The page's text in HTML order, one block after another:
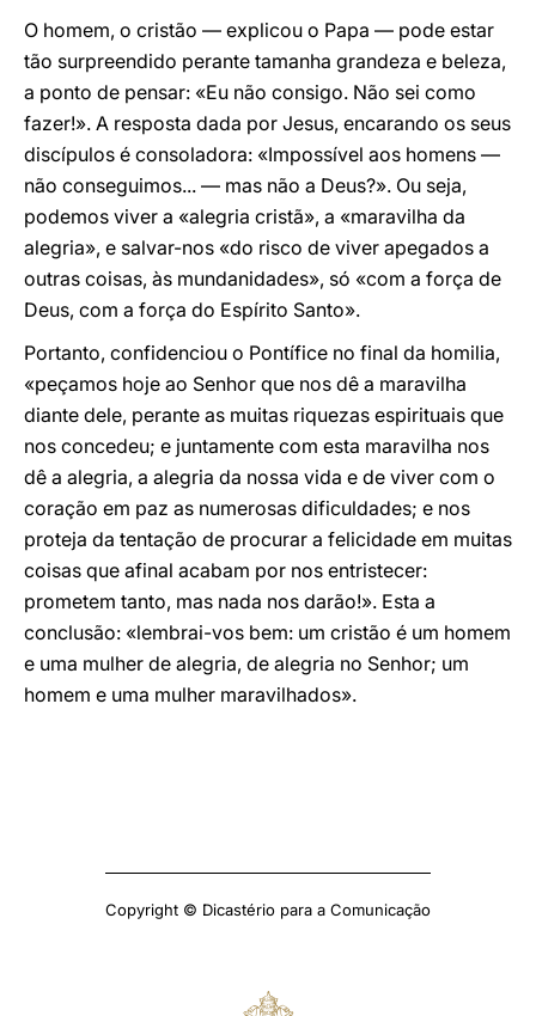
O homem, o cristão — explicou o Papa — pode estar
tão surpreendido perante tamanha grandeza e beleza,
a ponto de pensar: «Eu não consigo. Não sei como
fazer!». A resposta dada por Jesus, encarando os seus
discípulos é consoladora: «Impossível aos homens —
não conseguimos... — mas não a Deus?». Ou seja,
podemos viver a «alegria cristã», a «maravilha da
alegria», e salvar-nos «do risco de viver apegados a
outras coisas, às mundanidades», só «com a força de
Deus, com a força do Espírito Santo».
Portanto, confidenciou o Pontífice no final da homilia,
«peçamos hoje ao Senhor que nos dê a maravilha
diante dele, perante as muitas riquezas espirituais que
nos concedeu; e juntamente com esta maravilha nos
dê a alegria, a alegria da nossa vida e de viver com o
coração em paz as numerosas dificuldades; e nos
proteja da tentação de procurar a felicidade em muitas
coisas que afinal acabam por nos entristecer:
prometem tanto, mas nada nos darão!». Esta a
conclusão: «lembrai-vos bem: um cristão é um homem
e uma mulher de alegria, de alegria no Senhor; um
homem e uma mulher maravilhados».
Copyright © Dicastério para a Comunicação